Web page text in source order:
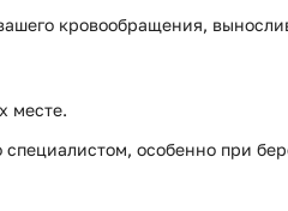
кровообращения,
месте.
особенно при